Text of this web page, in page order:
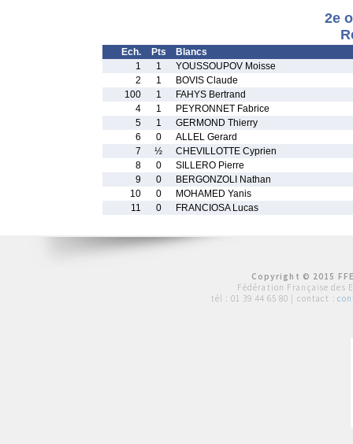
2e
Ech. Pts
Blancs
1
1
YOUSSOUPOV Moisse
2
1
BOVIS Claude
100
1
FAHYS Bertrand
4
1
PEYRONNET Fabrice
5
1
GERMOND Thierry
6
0
ALLEL Gerard
7
½
CHEVILLOTTE Cyprien
8
0
SILLERO Pierre
9
0
BERGONZOLI Nathan
10
0
MOHAMED Yanis
11
0 FRANCIOSA Lucas
Copyright © 2015
Fédération Française des
tél : 01 39 44 65 80 | contact :